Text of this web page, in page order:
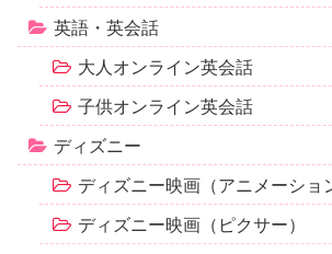
英語・英会話
大人オンライン英会話
子供オンライン英会話
ディズニー
ディズニー映画（アニメーショ
ディズニー映画（ピクサー）